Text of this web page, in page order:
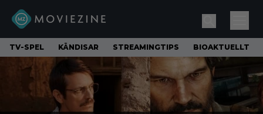
TV-SPEL KÄNDISAR STREAMINGTIPS BIOAKTUELLT